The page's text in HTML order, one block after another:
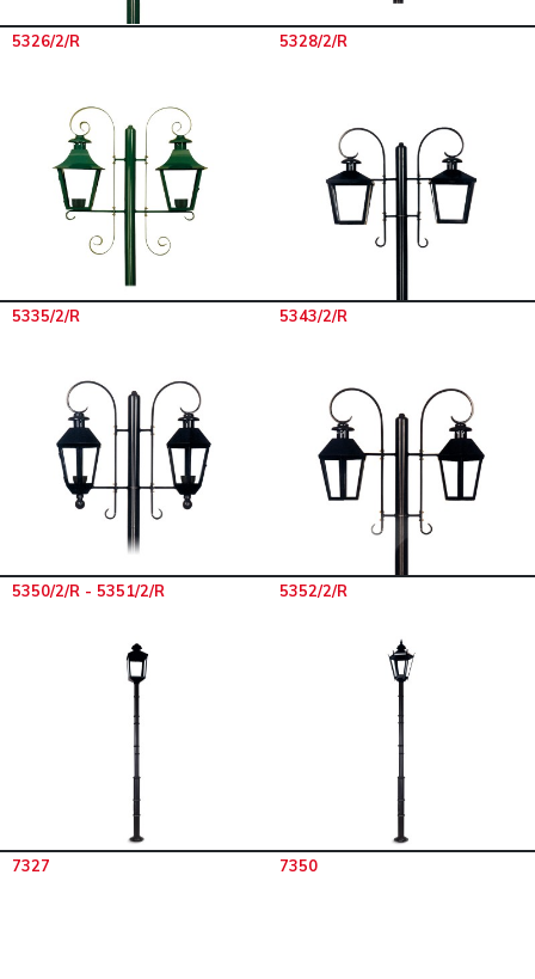
5326/2/R 5328/2/R
5335/2/R 5343/2/R
5350/2/R - 5351/2/R 5352/2/R
7327 7350